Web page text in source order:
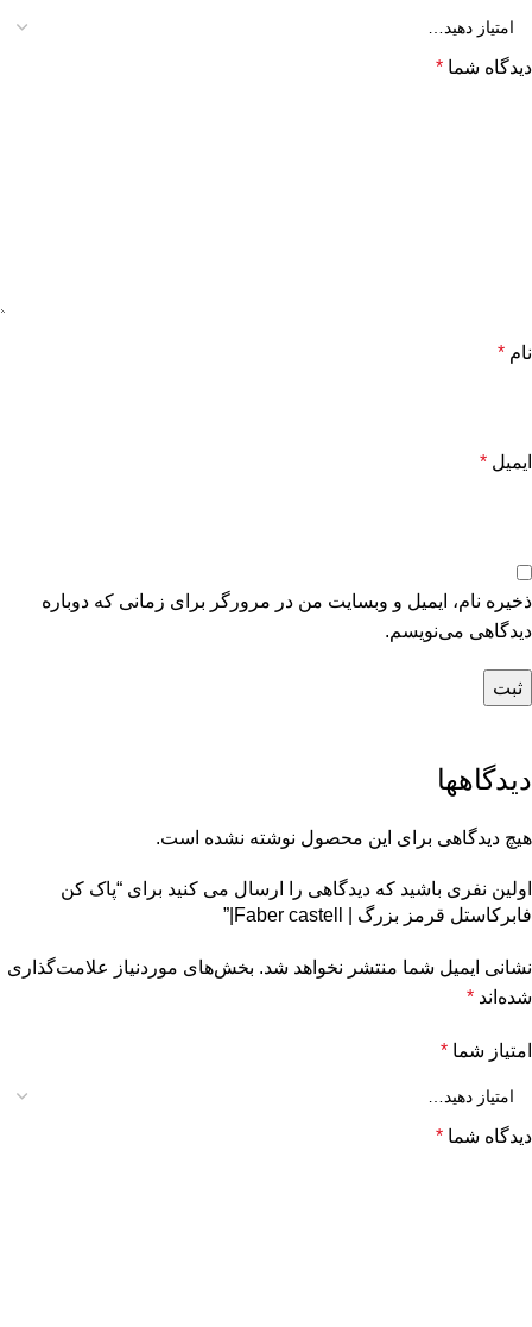
دیدگاه شما *
نام *
ایمیل *
ذخیره نام، ایمیل و وبسایت من در مرورگر برای زمانی که دوباره
دیدگاهی می‌نویسم.
دیدگاهها
هیچ دیدگاهی برای این محصول نوشته نشده است.
اولین نفری باشید که دیدگاهی را ارسال می کنید برای “پاک کن
فابرکاستل قرمز بزرگ | Faber castell|”
نشانی ایمیل شما منتشر نخواهد شد. بخش‌های موردنیاز علامت‌گذاری
شده‌اند *
امتیاز شما *
دیدگاه شما *